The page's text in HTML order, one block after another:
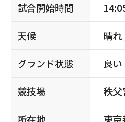
試合開始時間
天候 晴れ
グランド状態 良い
競技場 秩父
所在地 東京